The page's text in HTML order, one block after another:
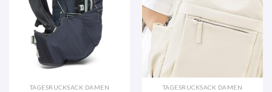
TAGESRUCKSACK DAMEN TAGESRUCKSACK DAMEN